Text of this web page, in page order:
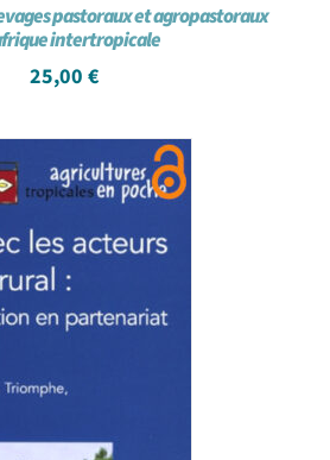
pastoraux et agropastoraux
intertropicale
25,00 €